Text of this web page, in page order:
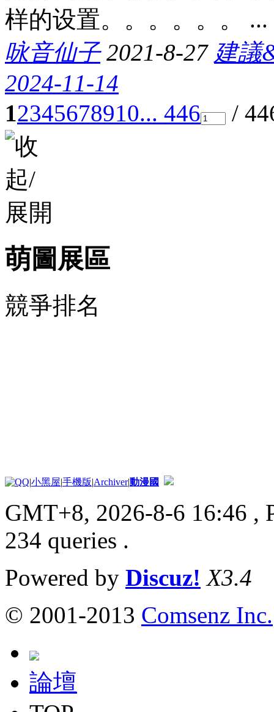
样的设置。。。。。。 ...
咏音仙子 2021-8-27 建議
2024-11-14
12345678910... 446 /
萌圖展區
競爭排名
|小黑屋|手機版|Archiver|動漫國
GMT+8, 2026-8-6 16:46 ,
234 queries .
Powered by Discuz! X3.4
© 2001-2013 Comsenz Inc.
論壇